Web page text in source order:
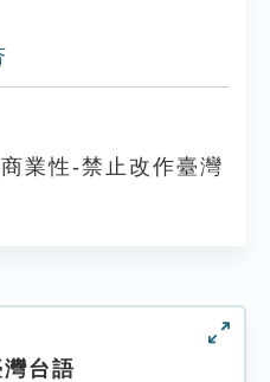
業性-禁止改作臺灣
台語